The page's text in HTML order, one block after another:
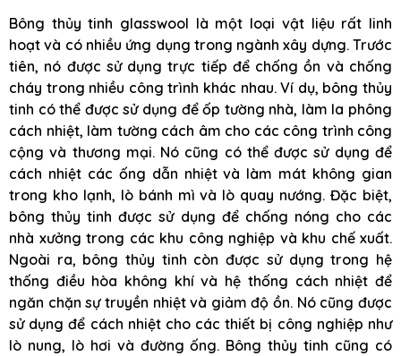
Bông thủy tinh glasswool là một loại vật liệu rất linh
hoạt và có nhiều ứng dụng trong ngành xây dựng. Trước
tiên, nó được sử dụng trực tiếp để chống ồn và chống
cháy trong nhiều công trình khác nhau. Ví dụ, bông thủy
tinh có thể được sử dụng để ốp tường nhà, làm la phông
cách nhiệt, làm tường cách âm cho các công trình công
cộng và thương mại. Nó cũng có thể được sử dụng để
cách nhiệt các ống dẫn nhiệt và làm mát không gian
trong kho lạnh, lò bánh mì và lò quay nướng. Đặc biệt,
bông thủy tinh được sử dụng để chống nóng cho các
nhà xưởng trong các khu công nghiệp và khu chế xuất.
Ngoài ra, bông thủy tinh còn được sử dụng trong hệ
thống điều hòa không khí và hệ thống cách nhiệt để
ngăn chặn sự truyền nhiệt và giảm độ ồn. Nó cũng được
sử dụng để cách nhiệt cho các thiết bị công nghiệp như
lò nung, lò hơi và đường ống. Bông thủy tinh cũng có